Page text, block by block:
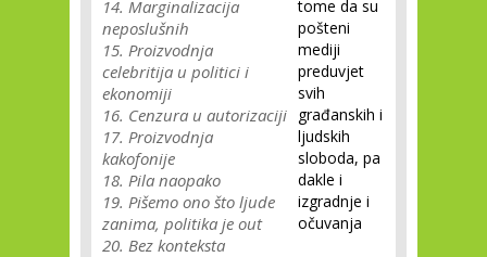
14. Marginalizacija
neposlušnih
15. Proizvodnja
celebritija u politici i
ekonomiji
16. Cenzura u autorizaciji
17. Proizvodnja
kakofonije
18. Pila naopako
19. Pišemo ono što ljude
zanima, politika je out
20. Bez konteksta
tome da su
pošteni
mediji
preduvjet
svih
građanskih i
ljudskih
sloboda, pa
dakle i
izgradnje i
očuvanja